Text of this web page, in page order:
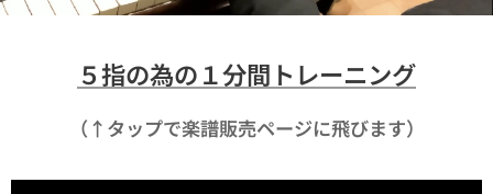
５指の為の１分間トレーニング
（↑タップで楽譜販売ページに飛びます）